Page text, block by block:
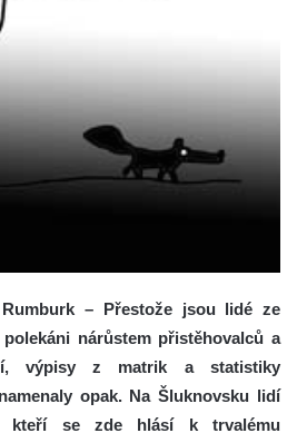
– Přestože jsou lidé ze
nárůstem přistěhovalců a
výpisy z matrik a statistiky
opak. Na Šluknovsku lidí
kteří se zde hlásí k trvalému